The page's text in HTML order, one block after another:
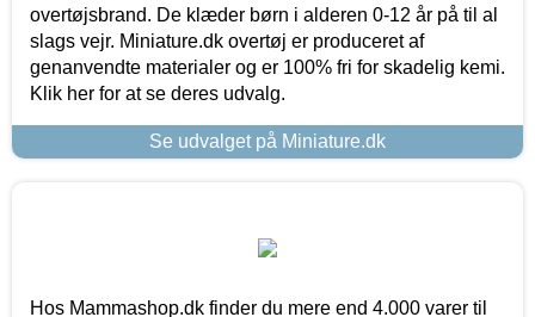
overtøjsbrand. De klæder børn i alderen 0-12 år på til al
slags vejr. Miniature.dk overtøj er produceret af
genanvendte materialer og er 100% fri for skadelig kemi.
Klik her for at se deres udvalg.
Se udvalget på Miniature.dk
Hos Mammashop.dk finder du mere end 4.000 varer til